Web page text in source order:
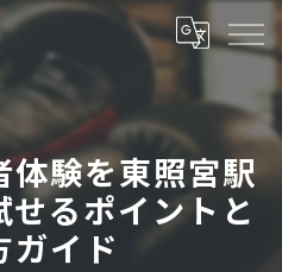
体験を東照宮駅
るポイントと
ガイド